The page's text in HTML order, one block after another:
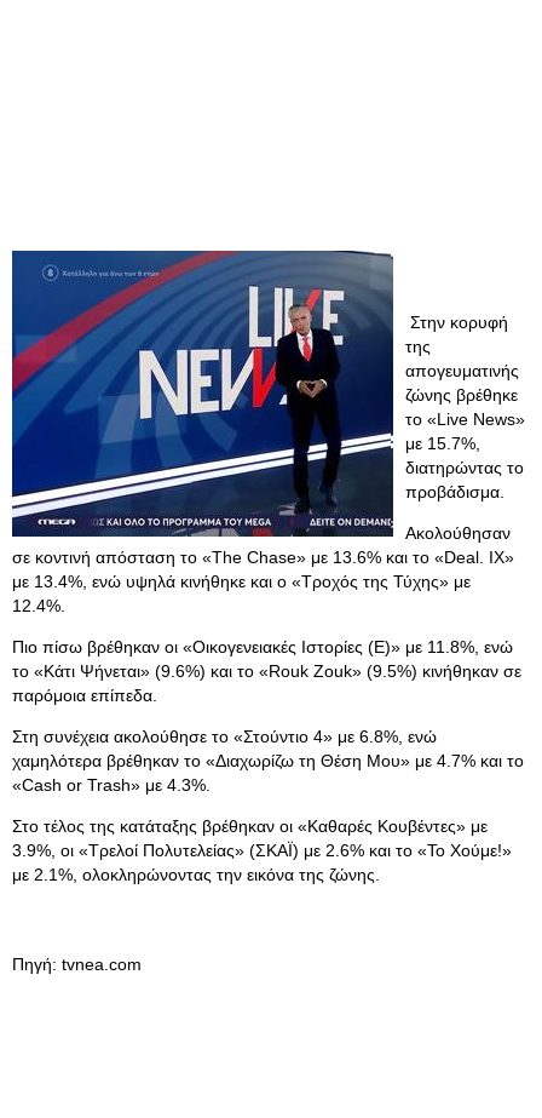
Στην κορυφή
της
απογευματινής
ζώνης βρέθηκε
το «Live News»
με 15.7%,
διατηρώντας το
προβάδισμα.
Ακολούθησαν
σε κοντινή απόσταση το «The Chase» με 13.6% και το «Deal. IX»
με 13.4%, ενώ υψηλά κινήθηκε και ο «Τροχός της Τύχης» με
12.4%.
Πιο πίσω βρέθηκαν οι «Οικογενειακές Ιστορίες (E)» με 11.8%, ενώ
το «Κάτι Ψήνεται» (9.6%) και το «Rouk Zouk» (9.5%) κινήθηκαν σε
παρόμοια επίπεδα.
Στη συνέχεια ακολούθησε το «Στούντιο 4» με 6.8%, ενώ
χαμηλότερα βρέθηκαν το «Διαχωρίζω τη Θέση Μου» με 4.7% και το
«Cash or Trash» με 4.3%.
Στο τέλος της κατάταξης βρέθηκαν οι «Καθαρές Κουβέντες» με
3.9%, οι «Τρελοί Πολυτελείας» (ΣΚΑΪ) με 2.6% και το «Το Χούμε!»
με 2.1%, ολοκληρώνοντας την εικόνα της ζώνης.
Πηγή: tvnea.com